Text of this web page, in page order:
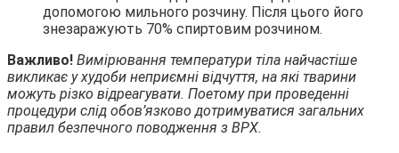
допомогою мильного розчину. Після цього його
знезаражують 70% спиртовим розчином.
Важливо! Вимірювання температури тіла найчастіше
викликає у худоби неприємні відчуття, на які тварини
можуть різко відреагувати. Поетому при проведенні
процедури слід обов’язково дотримуватися загальних
правил безпечного поводження з ВРХ.